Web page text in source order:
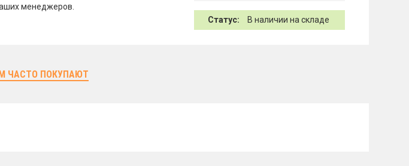
менеджеров.
Статус: В наличии на складе
ЧАСТО ПОКУПАЮТ